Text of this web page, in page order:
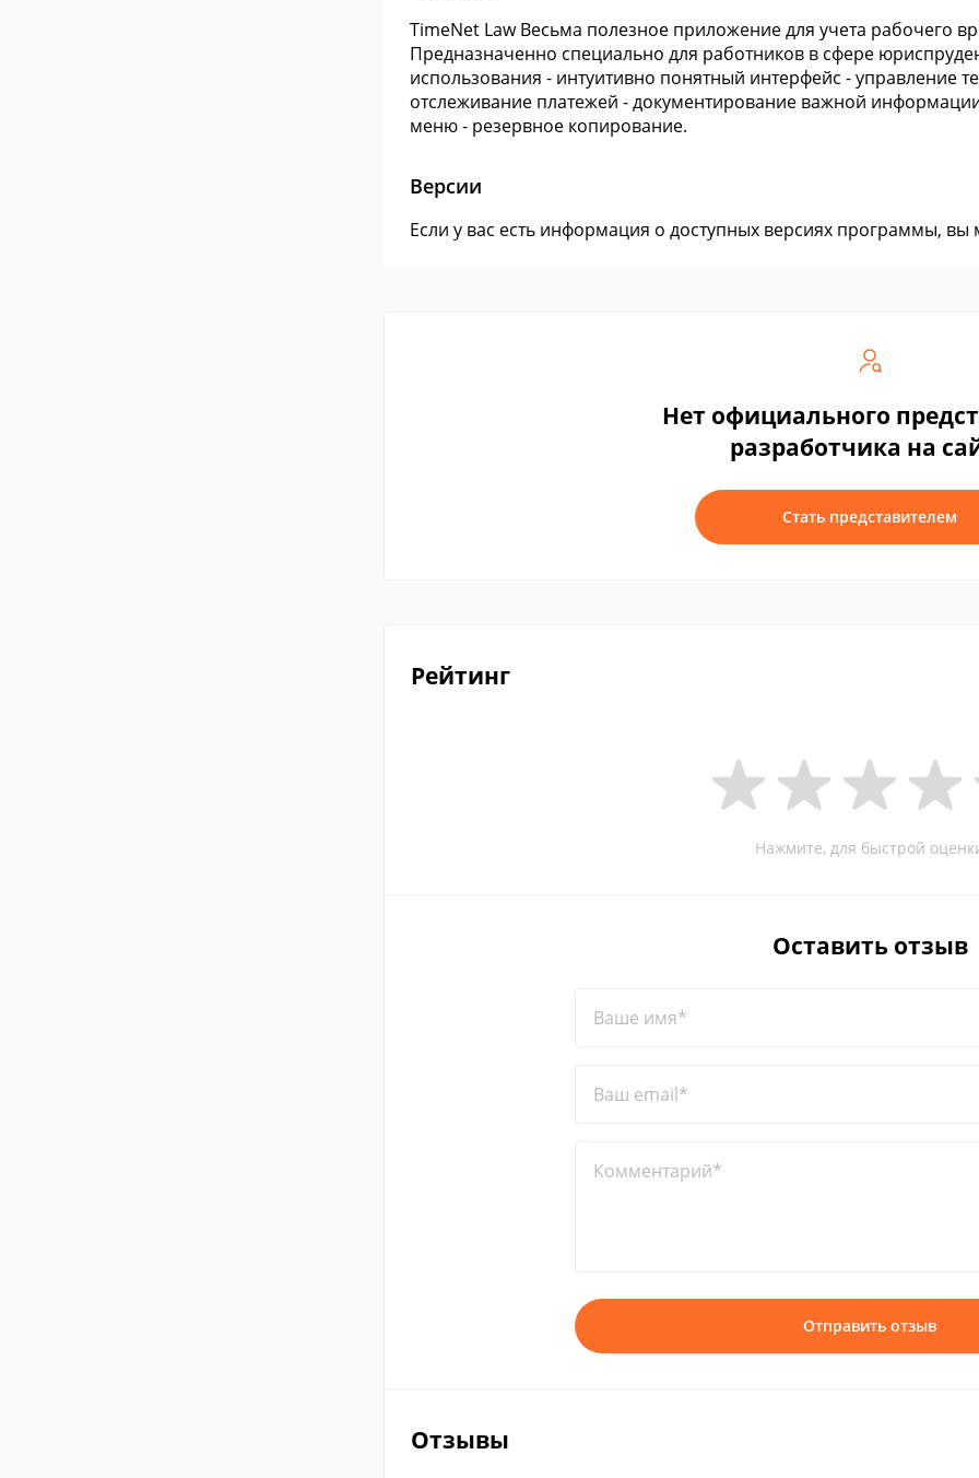
TimeNet Law Весьма полезное приложение для учета рабочего
Предназначенно специально для работников в сфере
использования - интуитивно понятный интерфейс - управление
отслеживание платежей - документирование важной
меню - резервное копирование.
Версии
Если у вас есть информация о доступных версиях программы,
Нет официального
разработчика на
Стать представителем
Рейтинг
Нажмите, для быстрой
Оставить отзыв
Ваше имя*
Ваш email*
Комментарий*
Отправить отзыв
Отзывы